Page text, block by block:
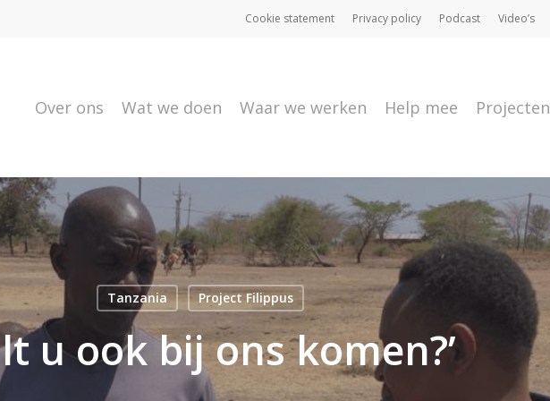
Cookie statement Privacy policy Podcast Video’s
Over ons Wat we doen Waar we werken Help mee Projecten
Tanzania Project Filippus
u ook bij ons komen?’